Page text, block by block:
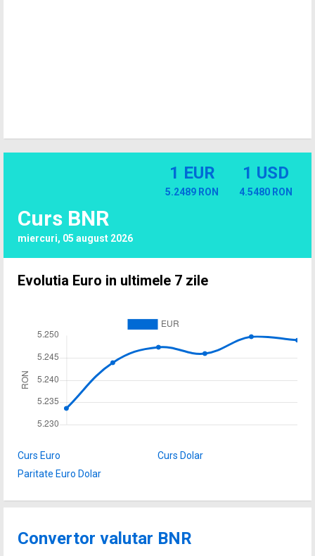
Curs BNR
miercuri, 05 august 2026
1 EUR
5.2489 RON
1 USD
4.5480 RON
Evolutia Euro in ultimele 7 zile
Curs Euro
Curs Dolar
Paritate Euro Dolar
Convertor valutar BNR